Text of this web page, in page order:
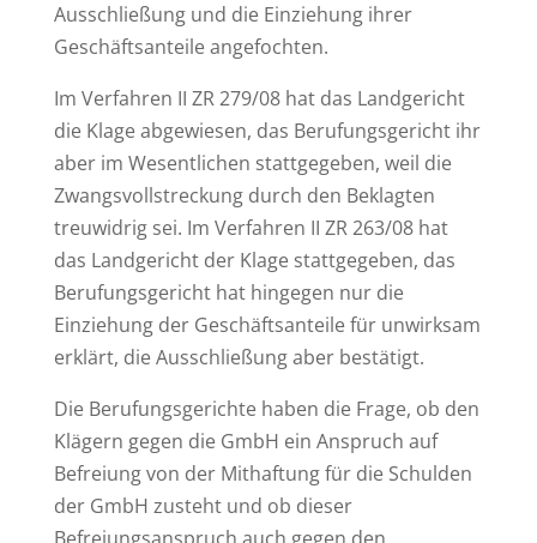
Ausschließung und die Einziehung ihrer
Geschäftsanteile angefochten.
Im Verfahren II ZR 279/08 hat das Landgericht
die Klage abgewiesen, das Berufungsgericht ihr
aber im Wesentlichen stattgegeben, weil die
Zwangsvollstreckung durch den Beklagten
treuwidrig sei. Im Verfahren II ZR 263/08 hat
das Landgericht der Klage stattgegeben, das
Berufungsgericht hat hingegen nur die
Einziehung der Geschäftsanteile für unwirksam
erklärt, die Ausschließung aber bestätigt.
Die Berufungsgerichte haben die Frage, ob den
Klägern gegen die GmbH ein Anspruch auf
Befreiung von der Mithaftung für die Schulden
der GmbH zusteht und ob dieser